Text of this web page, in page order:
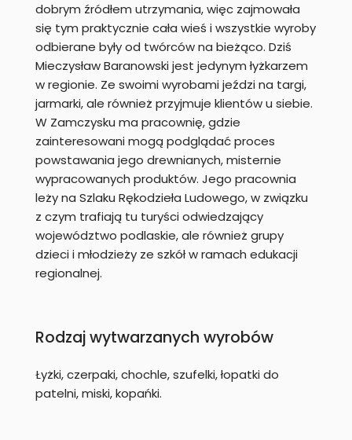
dobrym źródłem utrzymania, więc zajmowała
się tym praktycznie cała wieś i wszystkie wyroby
odbierane były od twórców na bieżąco. Dziś
Mieczysław Baranowski jest jedynym łyżkarzem
w regionie. Ze swoimi wyrobami jeździ na targi,
jarmarki, ale również przyjmuje klientów u siebie.
W Zamczysku ma pracownię, gdzie
zainteresowani mogą podglądać proces
powstawania jego drewnianych, misternie
wypracowanych produktów. Jego pracownia
leży na Szlaku Rękodzieła Ludowego, w związku
z czym trafiają tu turyści odwiedzający
województwo podlaskie, ale również grupy
dzieci i młodzieży ze szkół w ramach edukacji
regionalnej.
Rodzaj wytwarzanych wyrobów
Łyżki, czerpaki, chochle, szufelki, łopatki do
patelni, miski, kopańki.